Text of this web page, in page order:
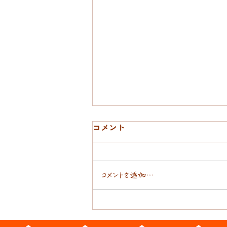
ばってんおんぶ
コメント
コメントを追加…